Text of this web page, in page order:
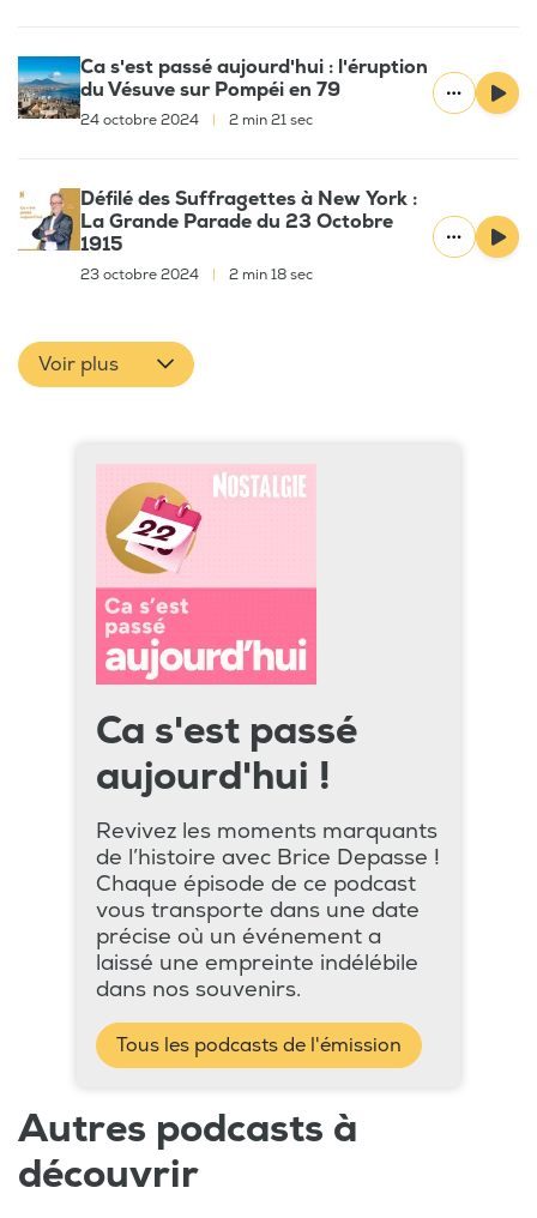
Ca s'est passé aujourd'hui : l'éruption
du Vésuve sur Pompéi en 79
24 octobre 2024 2 min 21 sec
Défilé des Suffragettes à New York :
La Grande Parade du 23 Octobre
1915
23 octobre 2024 2 min 18 sec
Voir plus
Ca s'est passé
aujourd'hui !
Revivez les moments marquants
de l’histoire avec Brice Depasse !
Chaque épisode de ce podcast
vous transporte dans une date
précise où un événement a
laissé une empreinte indélébile
dans nos souvenirs.
Tous les podcasts de l'émission
Autres podcasts à
découvrir